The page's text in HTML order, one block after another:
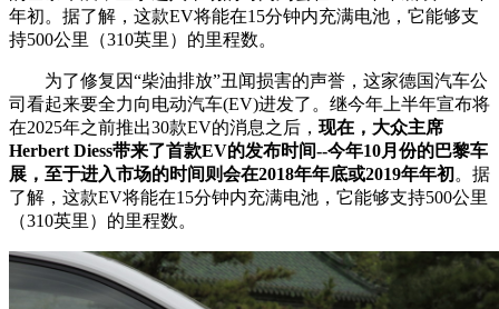
年初。据了解，这款EV将能在15分钟内充满电池，它能够支
持500公里（310英里）的里程数。
为了修复因“柴油排放”丑闻损害的声誉，这家德国汽车公
司看起来要全力向电动汽车(EV)进发了。继今年上半年宣布将
在2025年之前推出30款EV的消息之后， 现在，大众主席
Herbert Diess带来了首款EV的发布时间--今年10月份的巴黎车
展，至于进入市场的时间则会在2018年年底或2019年年初 。据
了解，这款EV将能在15分钟内充满电池，它能够支持500公里
（310英里）的里程数。